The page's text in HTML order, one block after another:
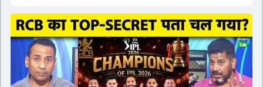
ऑस्ट्रेलियाई कप्तान के अनुसार, शुरुआत में लोगों को इस खिलाड़ी के प्रदर्शन पर
संदेह था, लेकिन अब उसने खुद को एक बेहतरीन बल्लेबाज साबित कर दिया है जो
गेंद को बाउंड्री के काफी पार मारने की क्षमता रखता है। वहीं, इंग्लैंड के पूर्व कप्तान
ने कहा कि टूर्नामेंट जीतने वाली टीम के अलावा इस सीजन की सबसे बड़ी बात इस
युवा खिलाड़ी का प्रदर्शन रहा है, जिसे देखने के लिए स्टेडियम में भारी भीड़ उमड़ती
थी। शानदार प्रदर्शन के बाद इस युवा खिलाड़ी को श्रीलंका में होने वाली